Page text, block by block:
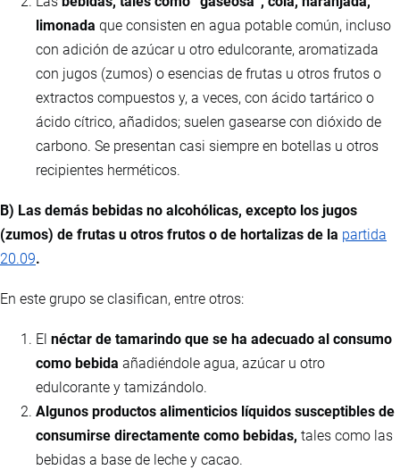
limonada que consisten en agua potable común, incluso
con adición de azúcar u otro edulcorante, aromatizada
con jugos (zumos) o esencias de frutas u otros frutos o
extractos compuestos y, a veces, con ácido tartárico o
ácido cítrico, añadidos; suelen gasearse con dióxido de
carbono. Se presentan casi siempre en botellas u otros
recipientes herméticos.
B) Las demás bebidas no alcohólicas, excepto los jugos
(zumos) de frutas u otros frutos o de hortalizas de la partida
20.09.
En este grupo se clasifican, entre otros:
El néctar de tamarindo que se ha adecuado al consumo
como bebida añadiéndole agua, azúcar u otro
edulcorante y tamizándolo.
Algunos productos alimenticios líquidos susceptibles de
consumirse directamente como bebidas, tales como las
bebidas a base de leche y cacao.